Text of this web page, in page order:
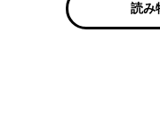
読み